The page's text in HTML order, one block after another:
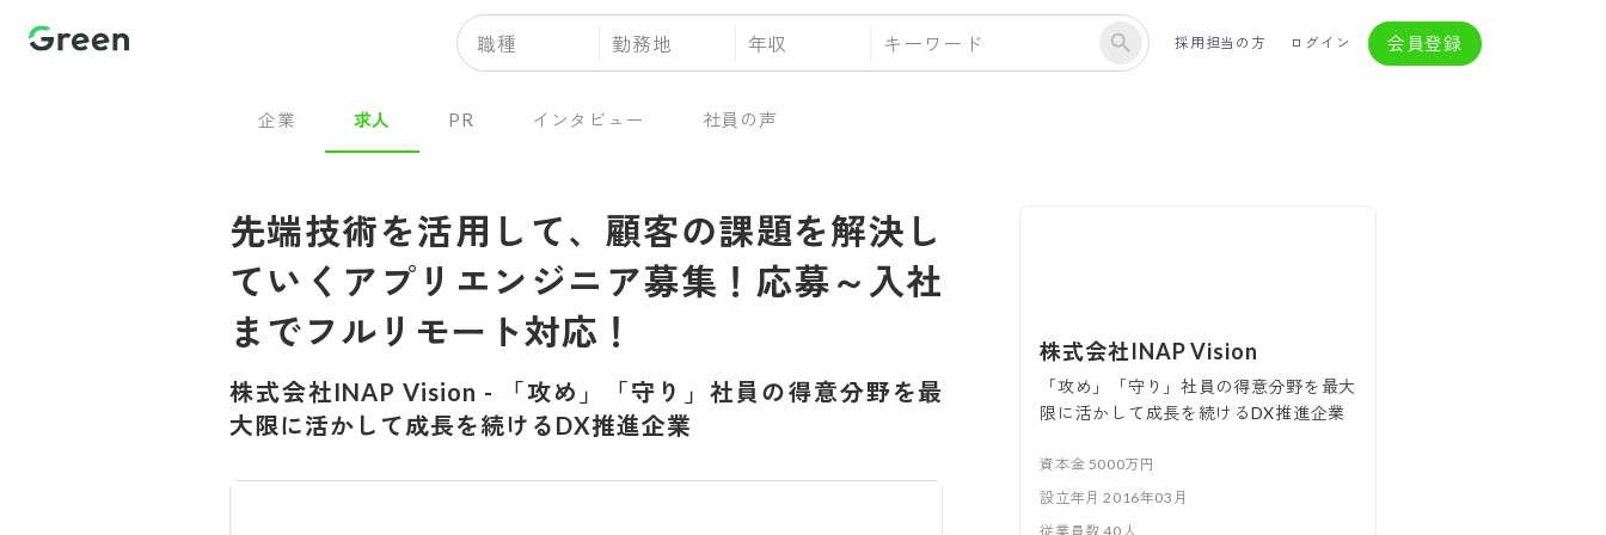
職種 勤務地 年収 採用担当の方 ログイン 会員登録
企業 求人 PR インタビュー 社員の声
先端技術を活用して、顧客の課題を解決し
ていくアプリエンジニア募集！応募～入社
までフルリモート対応！
株式会社INAP Vision -
「攻め」「守り」社員の得意分野を最
大限に活かして成長を続けるDX推進企業
株式会社INAP Vision
「攻め」「守り」社員の得意分野を最大
限に活かして成長を続けるDX推進企業
資本金 5000万円
設立年月 2016年03月
従業員数40 人